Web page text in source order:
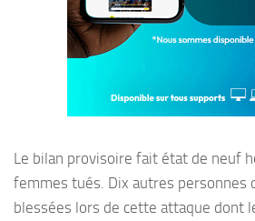
Le bilan provisoire fait état de neuf
femmes tués. Dix autres personnes
blessées lors de cette attaque dont